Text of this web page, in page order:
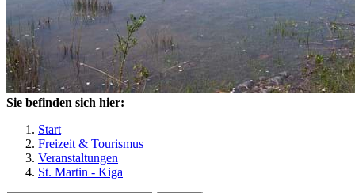
Sie befinden sich hier:
Start
Freizeit & Tourismus
Veranstaltungen
St. Martin - Kiga